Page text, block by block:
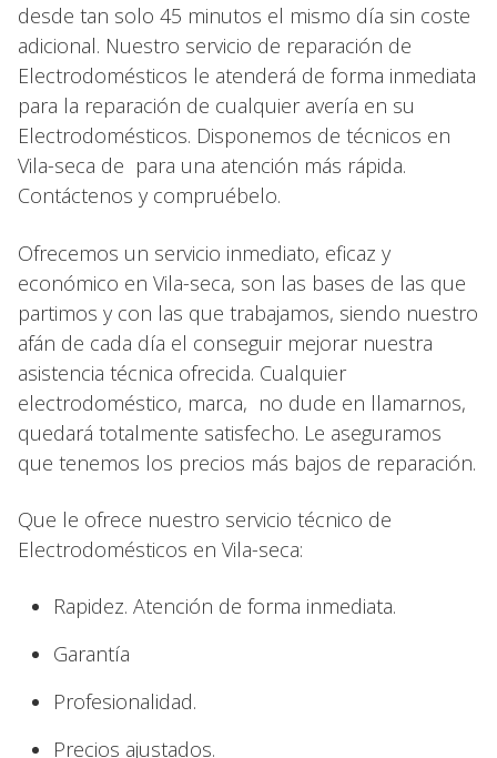
desde tan solo 45 minutos el mismo día sin coste
adicional. Nuestro servicio de reparación de
Electrodomésticos le atenderá de forma inmediata
para la reparación de cualquier avería en su
Electrodomésticos. Disponemos de técnicos en
Vila-seca de para una atención más rápida.
Contáctenos y compruébelo.
Ofrecemos un servicio inmediato, eficaz y
económico en Vila-seca, son las bases de las que
partimos y con las que trabajamos, siendo nuestro
afán de cada día el conseguir mejorar nuestra
asistencia técnica ofrecida. Cualquier
electrodoméstico, marca, no dude en llamarnos,
quedará totalmente satisfecho. Le aseguramos
que tenemos los precios más bajos de reparación.
Que le ofrece nuestro servicio técnico de
Electrodomésticos en Vila-seca:
Rapidez. Atención de forma inmediata.
Garantía
Profesionalidad.
Precios ajustados.